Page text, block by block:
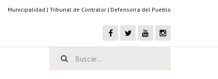
Municipalidad | Tribunal de Contralor | Defensoría del Pueblo